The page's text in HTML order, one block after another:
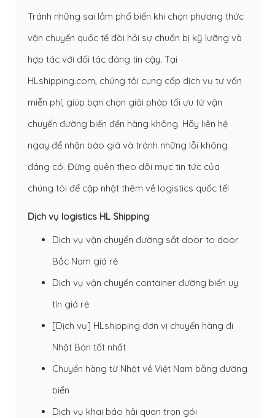
Tránh những sai lầm phổ biến khi chọn phương thức
vận chuyển quốc tế đòi hỏi sự chuẩn bị kỹ lưỡng và
hợp tác với đối tác đáng tin cậy. Tại
HLshipping.com, chúng tôi cung cấp dịch vụ tư vấn
miễn phí, giúp bạn chọn giải pháp tối ưu từ vận
chuyển đường biển đến hàng không. Hãy liên hệ
ngay để nhận báo giá và tránh những lỗi không
đáng có. Đừng quên theo dõi mục tin tức của
chúng tôi để cập nhật thêm về logistics quốc tế!
Dịch vụ logistics HL Shipping
Dịch vụ vận chuyển đường sắt door to door
Bắc Nam giá rẻ
Dịch vụ vận chuyển container đường biển uy
tín giá rẻ
[Dịch vụ] HLshipping đơn vị chuyển hàng đi
Nhật Bản tốt nhất
Chuyển hàng từ Nhật về Việt Nam bằng đường
biển
Dịch vụ khai báo hải quan trọn gói